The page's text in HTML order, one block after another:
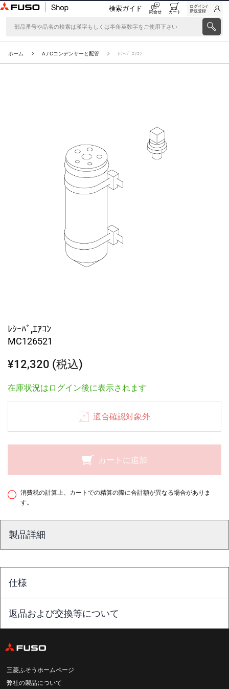
検索ガイド 問合せ カート
ログイン/
新規登録
ホーム A / Cコンデンサーと配管 ﾚｼｰﾊﾞ,ｴｱｺﾝ
ﾚｼｰﾊﾞ,ｴｱｺﾝ
MC126521
¥12,320 (税込)
在庫状況はログイン後に表示されます
適合確認対象外
カートに追加
消費税の計算上、カートでの精算の際に合計額が異なる場合がありま
す。
製品詳細
仕様
返品および交換等について
三菱ふそうホームページ
弊社の製品について